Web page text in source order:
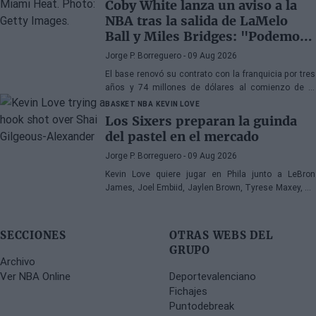
Coby White lanza un aviso a la
NBA tras la salida de LaMelo
Ball y Miles Bridges: "Podemos
sorprender a mucha gente"
Jorge P. Borreguero - 09 Aug 2026
El base renovó su contrato con la franquicia por tres
años y 74 millones de dólares al comienzo de la
pretemporada y afronta el nuevo curso con confianza
BASKET NBA KEVIN LOVE
Los Sixers preparan la guinda
del pastel en el mercado
Jorge P. Borreguero - 09 Aug 2026
Kevin Love quiere jugar en Phila junto a LeBron
James, Joel Embiid, Jaylen Brown, Tyrese Maxey, VJ
SECCIONES
Archivo
Ver NBA Online
OTRAS WEBS DEL
GRUPO
Deportevalenciano
Fichajes
Puntodebreak